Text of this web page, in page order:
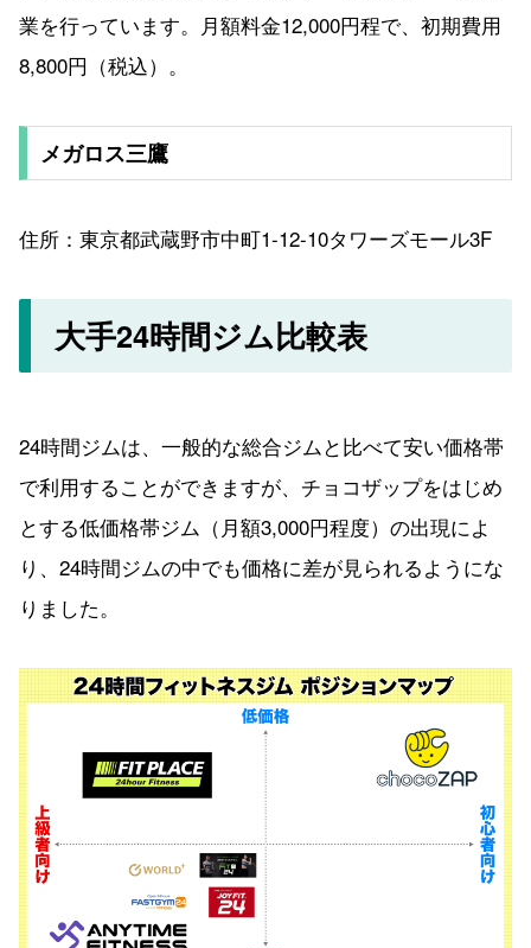
業を行っています。月額料金12,000円程で、初期費用
8,800円（税込）。
メガロス三鷹
住所：東京都武蔵野市中町1-12-10タワーズモール3F
大手24時間ジム比較表
24時間ジムは、一般的な総合ジムと比べて安い価格帯
で利用することができますが、チョコザップをはじめ
とする低価格帯ジム（月額3,000円程度）の出現によ
り、24時間ジムの中でも価格に差が見られるようにな
りました。